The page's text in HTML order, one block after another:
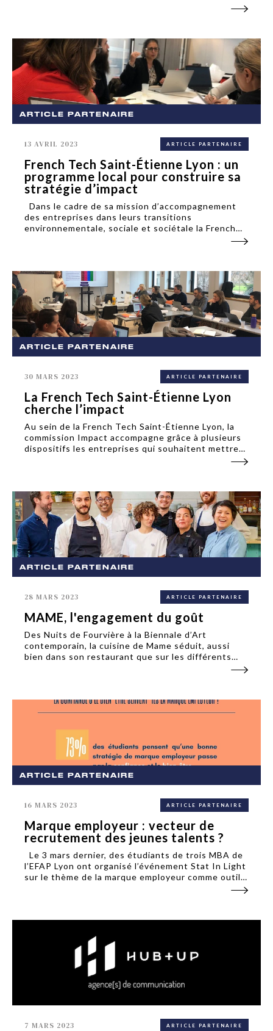
MOTS Sennse...
ARTICLE PARTENAIRE
13 AVRIL 2023 ARTICLE PARTENAIRE
French Tech Saint-Étienne Lyon : un
programme local pour construire sa
stratégie d’impact
Dans le cadre de sa mission d’accompagnement
des entreprises dans leurs transitions
environnementale, sociale et sociétale la French
Tech Saint-Étienne Lyon a imaginé le programme
ARTICLE PARTENAIRE
30 MARS 2023 ARTICLE PARTENAIRE
La French Tech Saint-Étienne Lyon
cherche l’impact
Au sein de la French Tech Saint-Étienne Lyon, la
commission Impact accompagne grâce à plusieurs
dispositifs les entreprises qui souhaitent mettre
en place une stratégique d’impact. L’association
ARTICLE PARTENAIRE
28 MARS 2023 ARTICLE PARTENAIRE
MAME, l'engagement du goût
Des Nuits de Fourvière à la Biennale d’Art
contemporain, la cuisine de Mame séduit, aussi
bien dans son restaurant que sur les différents
événements qui rythment la vie lyonnaise. Depuis
ARTICLE PARTENAIRE
16 MARS 2023 ARTICLE PARTENAIRE
Marque employeur : vecteur de
recrutement des jeunes talents ?
Le 3 mars dernier, des étudiants de trois MBA de
l’EFAP Lyon ont organisé l’événement Stat In Light
sur le thème de la marque employeur comme outil
7 MARS 2023 ARTICLE PARTENAIRE